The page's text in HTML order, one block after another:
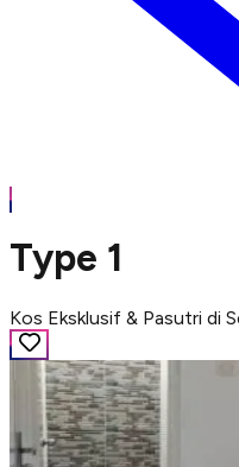
Type 1
Kos Eksklusif & Pasutri di